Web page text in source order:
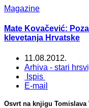
Magazine
Mate Kovačević:
klevetanja Hrvatske
11.08.2012.
Arhiva - stari
Ispis
E-mail
Osvrt na knjigu Tomislava